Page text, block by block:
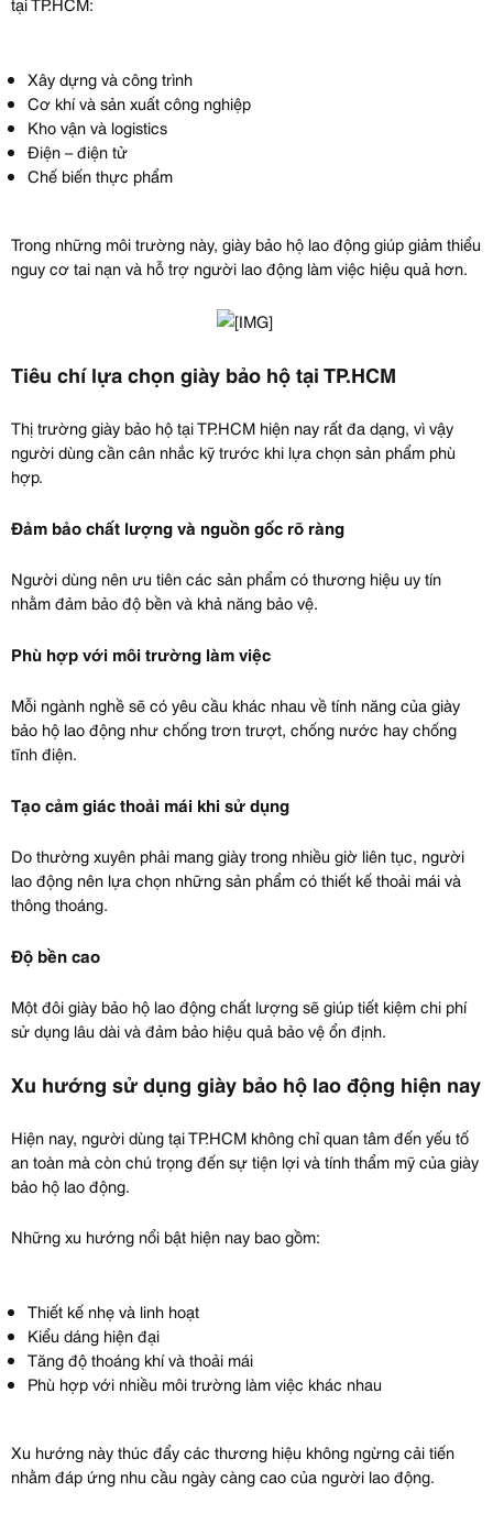
Xây dựng và công trình
Cơ khí và sản xuất công nghiệp
Kho vận và logistics
Điện – điện tử
Chế biến thực phẩm
Trong những môi trường này, giày bảo hộ lao động giúp giảm thiểu
nguy cơ tai nạn và hỗ trợ người lao động làm việc hiệu quả hơn.
Tiêu chí lựa chọn giày bảo hộ tại TP.HCM
Thị trường giày bảo hộ tại TP.HCM hiện nay rất đa dạng, vì vậy
người dùng cần cân nhắc kỹ trước khi lựa chọn sản phẩm phù
hợp.
Đảm bảo chất lượng và nguồn gốc rõ ràng
Người dùng nên ưu tiên các sản phẩm có thương hiệu uy tín
nhằm đảm bảo độ bền và khả năng bảo vệ.
Phù hợp với môi trường làm việc
Mỗi ngành nghề sẽ có yêu cầu khác nhau về tính năng của giày
bảo hộ lao động như chống trơn trượt, chống nước hay chống
tĩnh điện.
Tạo cảm giác thoải mái khi sử dụng
Do thường xuyên phải mang giày trong nhiều giờ liên tục, người
lao động nên lựa chọn những sản phẩm có thiết kế thoải mái và
thông thoáng.
Độ bền cao
Một đôi giày bảo hộ lao động chất lượng sẽ giúp tiết kiệm chi phí
sử dụng lâu dài và đảm bảo hiệu quả bảo vệ ổn định.
Xu hướng sử dụng giày bảo hộ lao động hiện nay
Hiện nay, người dùng tại TP.HCM không chỉ quan tâm đến yếu tố
an toàn mà còn chú trọng đến sự tiện lợi và tính thẩm mỹ của giày
bảo hộ lao động.
Những xu hướng nổi bật hiện nay bao gồm:
Thiết kế nhẹ và linh hoạt
Kiểu dáng hiện đại
Tăng độ thoáng khí và thoải mái
Phù hợp với nhiều môi trường làm việc khác nhau
Xu hướng này thúc đẩy các thương hiệu không ngừng cải tiến
nhằm đáp ứng nhu cầu ngày càng cao của người lao động.